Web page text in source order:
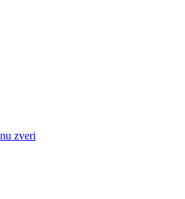
zveri